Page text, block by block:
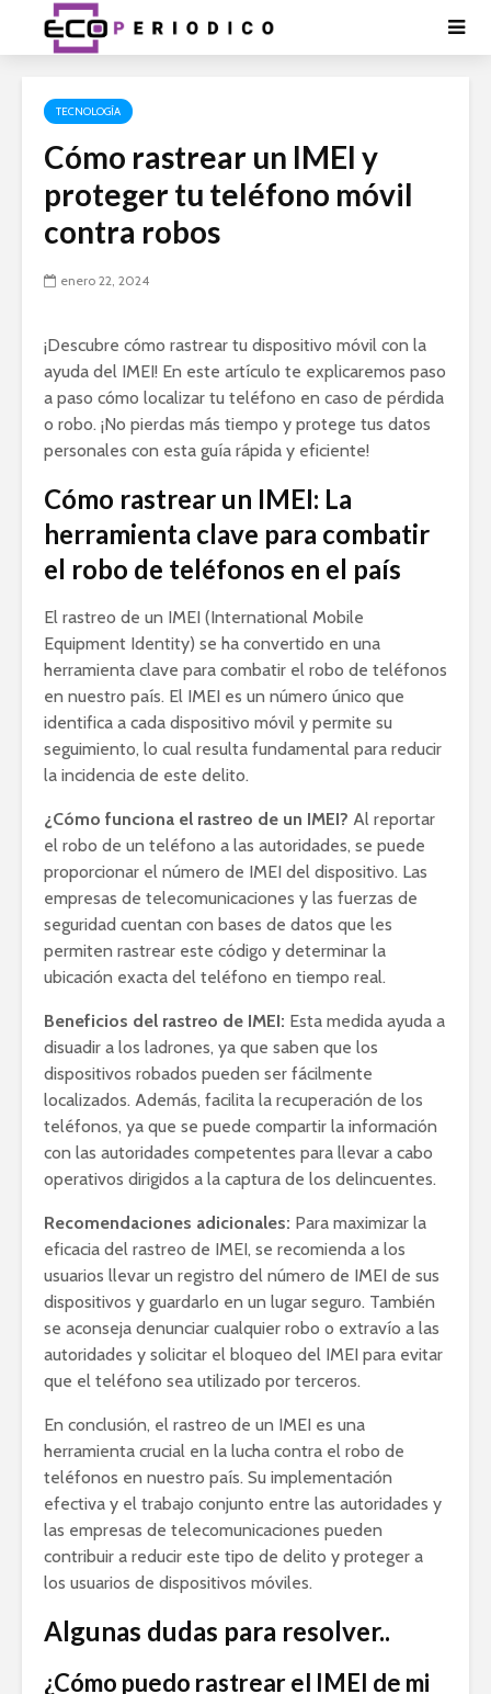
TECNOLOGÍA
Cómo rastrear un IMEI y
proteger tu teléfono móvil
contra robos
enero 22, 2024
¡Descubre cómo rastrear tu dispositivo móvil con la
ayuda del IMEI! En este artículo te explicaremos paso
a paso cómo localizar tu teléfono en caso de pérdida
o robo. ¡No pierdas más tiempo y protege tus datos
personales con esta guía rápida y eficiente!
Cómo rastrear un IMEI: La
herramienta clave para combatir
el robo de teléfonos en el país
El rastreo de un IMEI (International Mobile
Equipment Identity) se ha convertido en una
herramienta clave para combatir el robo de teléfonos
en nuestro país. El IMEI es un número único que
identifica a cada dispositivo móvil y permite su
seguimiento, lo cual resulta fundamental para reducir
la incidencia de este delito.
¿Cómo funciona el rastreo de un IMEI? Al reportar
el robo de un teléfono a las autoridades, se puede
proporcionar el número de IMEI del dispositivo. Las
empresas de telecomunicaciones y las fuerzas de
seguridad cuentan con bases de datos que les
permiten rastrear este código y determinar la
ubicación exacta del teléfono en tiempo real.
Beneficios del rastreo de IMEI: Esta medida ayuda a
disuadir a los ladrones, ya que saben que los
dispositivos robados pueden ser fácilmente
localizados. Además, facilita la recuperación de los
teléfonos, ya que se puede compartir la información
con las autoridades competentes para llevar a cabo
operativos dirigidos a la captura de los delincuentes.
Recomendaciones adicionales: Para maximizar la
eficacia del rastreo de IMEI, se recomienda a los
usuarios llevar un registro del número de IMEI de sus
dispositivos y guardarlo en un lugar seguro. También
se aconseja denunciar cualquier robo o extravío a las
autoridades y solicitar el bloqueo del IMEI para evitar
que el teléfono sea utilizado por terceros.
En conclusión, el rastreo de un IMEI es una
herramienta crucial en la lucha contra el robo de
teléfonos en nuestro país. Su implementación
efectiva y el trabajo conjunto entre las autoridades y
las empresas de telecomunicaciones pueden
contribuir a reducir este tipo de delito y proteger a
los usuarios de dispositivos móviles.
Algunas dudas para resolver..
¿Cómo puedo rastrear el IMEI de mi